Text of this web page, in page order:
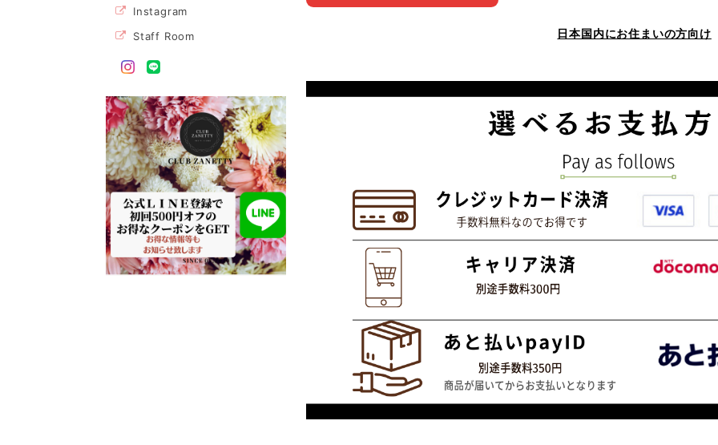
Instagram
Staff Room
日本国内にお住まいの方向け